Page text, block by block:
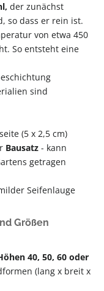
der zunächst
so dass er rein ist.
von etwa 450
So entsteht eine
sind
(5 x 2,5 cm)
Bausatz - kann
getragen
Seifenlauge
Größen
40, 50, 60 oder
(lang x breit x